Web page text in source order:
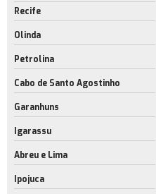
Recife
Olinda
Petrolina
Cabo de Santo Agostinho
Garanhuns
Igarassu
Abreu e Lima
Ipojuca